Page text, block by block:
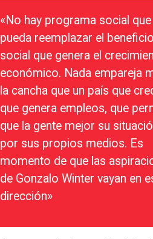
«No hay programa social que
pueda reemplazar el beneficio
social que genera el
económico. Nada empareja
la cancha que un país que
que genera empleos, que
que la gente mejor su
por sus propios medios. Es
momento de que las
de Gonzalo Winter vayan en
dirección»